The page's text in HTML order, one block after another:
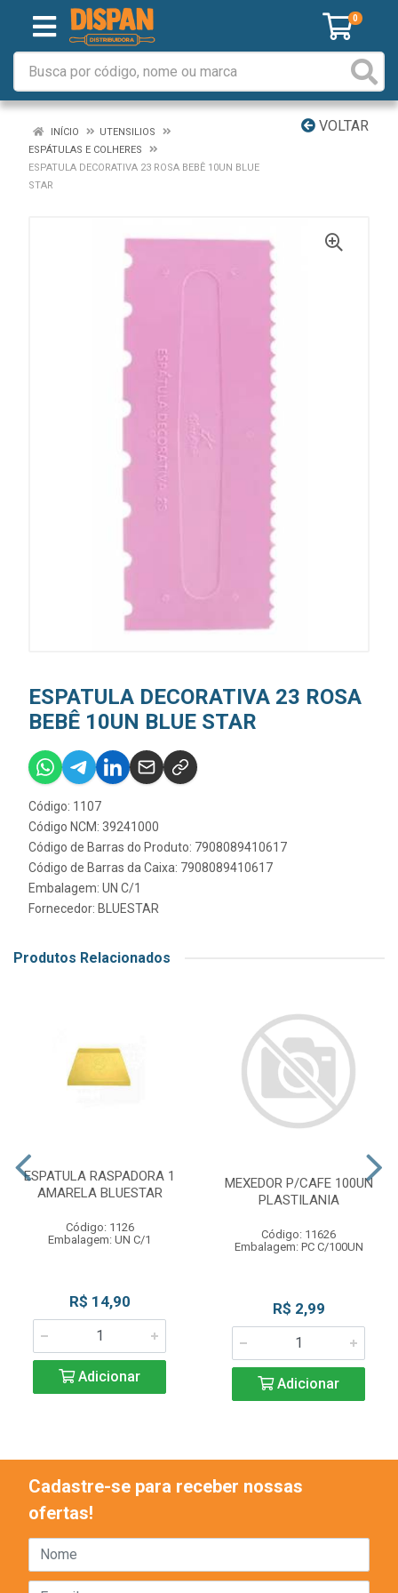
0
VOLTAR
INÍCIO
UTENSILIOS
ESPÁTULAS E COLHERES
ESPATULA DECORATIVA 23 ROSA BEBÊ 10UN BLUE
STAR
ESPATULA DECORATIVA 23 ROSA
BEBÊ 10UN BLUE STAR
Código: 1107
Código NCM: 39241000
Código de Barras do Produto: 7908089410617
Código de Barras da Caixa: 7908089410617
Embalagem: UN C/1
Fornecedor: BLUESTAR
Produtos Relacionados
ESPATULA RASPADORA 1
AMARELA BLUESTAR
Código: 1126
Embalagem: UN C/1
R$ 14,90
Adicionar
MEXEDOR P/CAFE 100UN
PLASTILANIA
Código: 11626
Embalagem: PC C/100UN
R$ 2,99
Adicionar
Cadastre-se para receber nossas
ofertas!